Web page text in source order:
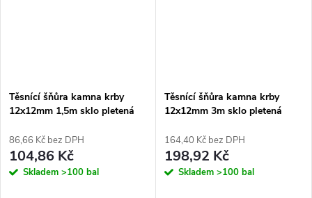
Těsnící šňůra kamna krby
12x12mm 1,5m sklo pletená
86,66 Kč bez DPH
104,86 Kč
Skladem >100 bal
Těsnící šňůra kamna krby
12x12mm 3m sklo pletená
164,40 Kč bez DPH
198,92 Kč
Skladem >100 bal